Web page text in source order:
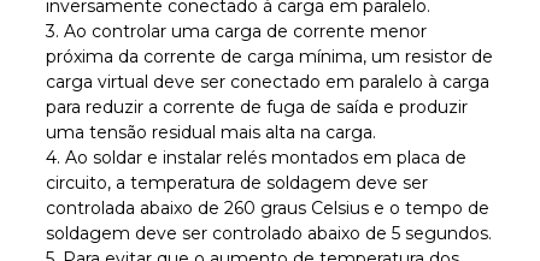
inversamente conectado à carga em paralelo.
3. Ao controlar uma carga de corrente menor
próxima da corrente de carga mínima, um resistor de
carga virtual deve ser conectado em paralelo à carga
para reduzir a corrente de fuga de saída e produzir
uma tensão residual mais alta na carga.
4. Ao soldar e instalar relés montados em placa de
circuito, a temperatura de soldagem deve ser
controlada abaixo de 260 graus Celsius e o tempo de
soldagem deve ser controlado abaixo de 5 segundos.